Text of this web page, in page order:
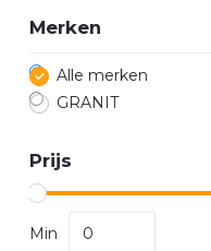
Merken
Alle merken
GRANIT
Prijs
Min